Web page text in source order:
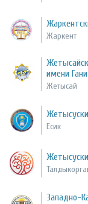
Жаркент
имени
Жетысай
Есик
Западно-